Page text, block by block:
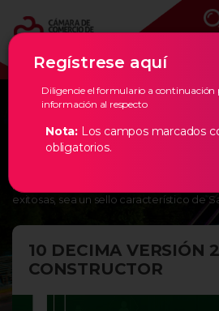
Eventos
En la Cámara de Comercio de
herramientas necesarias para que la
exitosas, sea un sello característico de
10 DECIMA VERSIÓN
CONSTRUCTOR
Regístrese aquí
Diligencie el formulario a
información al respecto
Nota: Los campos marcados
obligatorios.